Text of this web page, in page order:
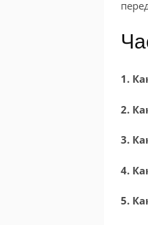
1.
2.
3.
4.
5.